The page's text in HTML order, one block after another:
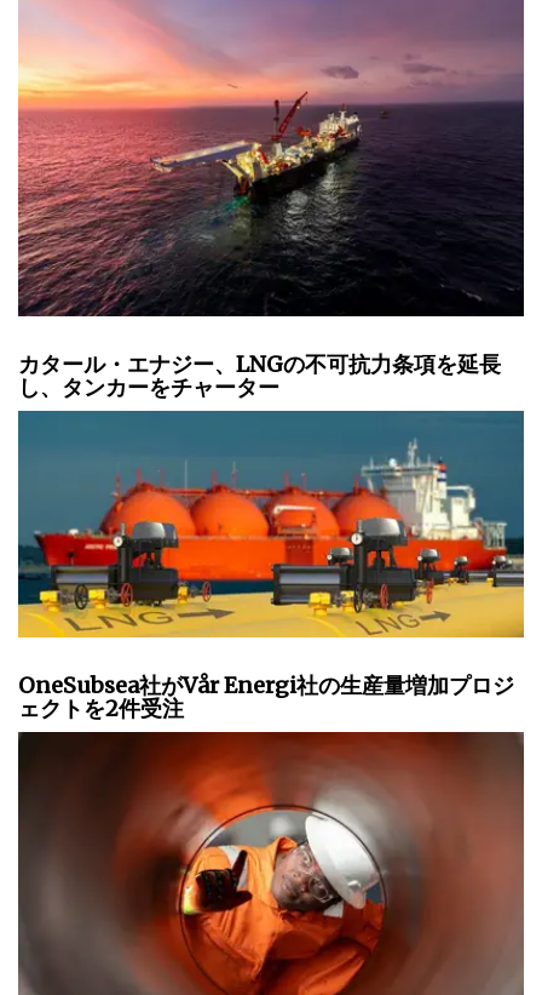
カタール・エナジー、LNGの不可抗力条項を延長
し、タンカーをチャーター
OneSubsea社がVår Energi社の生産量増加プロジ
ェクトを2件受注